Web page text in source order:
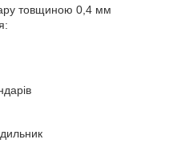
товщиною 0,4 мм